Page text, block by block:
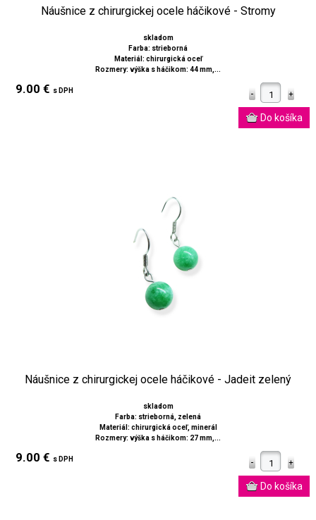
Náušnice z chirurgickej ocele háčikové - Stromy
skladom
Farba: strieborná
Materiál: chirurgická oceľ
Rozmery: výška s háčikom: 44 mm,...
9.00 € s DPH
Náušnice z chirurgickej ocele háčikové - Jadeit zelený
skladom
Farba: strieborná, zelená
Materiál: chirurgická oceľ, minerál
Rozmery: výška s háčikom: 27 mm,...
9.00 € s DPH